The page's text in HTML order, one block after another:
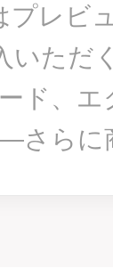
プレビ
いただ
ド、
らに